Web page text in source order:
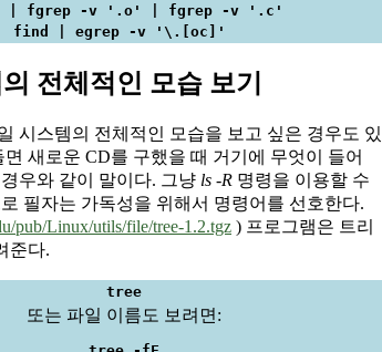
| fgrep -v '.o' | fgrep -v '.c'
find | egrep -v '\.[oc]'
전체적인 모습 보기
시스템의 전체적인 모습을 보고 싶은 경우도 있
새로운 CD를 구했을 때 거기에 무엇이 들어
우와 같이 말이다. 그냥 ls -R 명령을 이용할 수
필자는 가독성을 위해서 명령어를 선호한다.
pub/Linux/utils/file/tree-1.2.tgz ) 프로그램은 트리
준다.
tree
또는 파일 이름도 보려면: